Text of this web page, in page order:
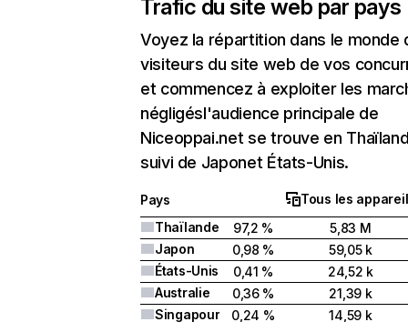
Trafic du site web par pays
Voyez la répartition dans le monde
visiteurs du site web de vos
et commencez à exploiter les
négligésl'audience principale de
Niceoppai.net se trouve en
suivi de Japonet États-Unis.
Pays
Tous les
Thaïlande
97,2 %
5,83 M
Japon
0,98 %
59,05 k
États-Unis
0,41 %
24,52 k
Australie
0,36 %
21,39 k
Singapour
0,24 % 14,59 k